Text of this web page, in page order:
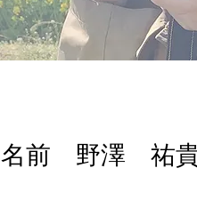
名前 野澤 祐